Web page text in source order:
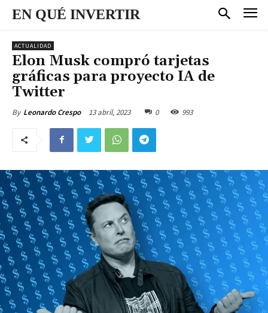
EN QUÉ INVERTIR
ACTUALIDAD
Elon Musk compró tarjetas
gráficas para proyecto IA de
Twitter
By Leonardo Crespo 13 abril, 2023 0 993